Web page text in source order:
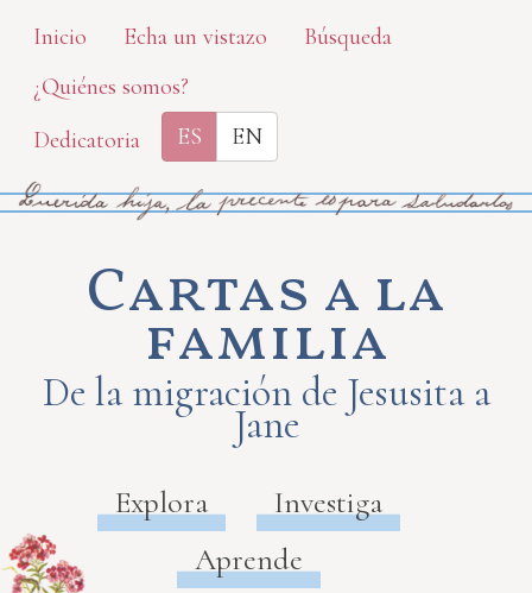
Skip
main
content
Inicio Echa un vistazo
Búsqueda
¿Quiénes somos?
Dedicatoria
ES EN
Cartas a la
familia
De la migración de Jesusita a
Jane
Explora
Investiga
Aprende